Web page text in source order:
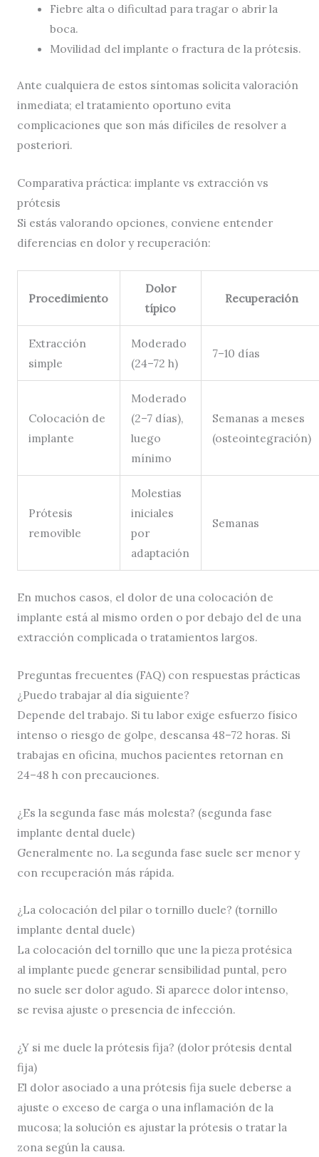
Fiebre alta o dificultad para tragar o abrir la
boca.
Movilidad del implante o fractura de la prótesis.
Ante cualquiera de estos síntomas solicita valoración
inmediata; el tratamiento oportuno evita
complicaciones que son más difíciles de resolver a
posteriori.
Comparativa práctica: implante vs extracción vs
prótesis
Si estás valorando opciones, conviene entender
diferencias en dolor y recuperación:
Procedimiento
Dolor
típico
Recuperación
Extracción
simple
Moderado
(24–72 h)
7–10 días
Colocación de
implante
Moderado
(2–7 días),
luego
mínimo
Semanas a meses
(osteointegración)
Prótesis
removible
Molestias
iniciales
por
adaptación
Semanas
En muchos casos, el dolor de una colocación de
implante está al mismo orden o por debajo del de una
extracción complicada o tratamientos largos.
Preguntas frecuentes (FAQ) con respuestas prácticas
¿Puedo trabajar al día siguiente?
Depende del trabajo. Si tu labor exige esfuerzo físico
intenso o riesgo de golpe, descansa 48–72 horas. Si
trabajas en oficina, muchos pacientes retornan en
24–48 h con precauciones.
¿Es la segunda fase más molesta? (segunda fase
implante dental duele)
Generalmente no. La segunda fase suele ser menor y
con recuperación más rápida.
¿La colocación del pilar o tornillo duele? (tornillo
implante dental duele)
La colocación del tornillo que une la pieza protésica
al implante puede generar sensibilidad puntal, pero
no suele ser dolor agudo. Si aparece dolor intenso,
se revisa ajuste o presencia de infección.
¿Y si me duele la prótesis fija? (dolor prótesis dental
fija)
El dolor asociado a una prótesis fija suele deberse a
ajuste o exceso de carga o una inflamación de la
mucosa; la solución es ajustar la prótesis o tratar la
zona según la causa.